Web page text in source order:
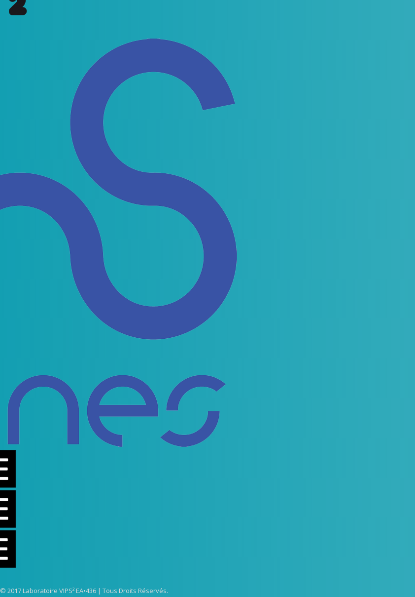
© 2017 Laboratoire VIPS² EA•436 | Tous Droits Réservés.